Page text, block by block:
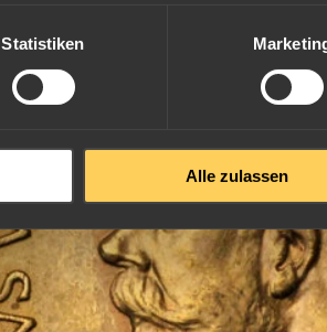
Statistiken
Alle zulassen